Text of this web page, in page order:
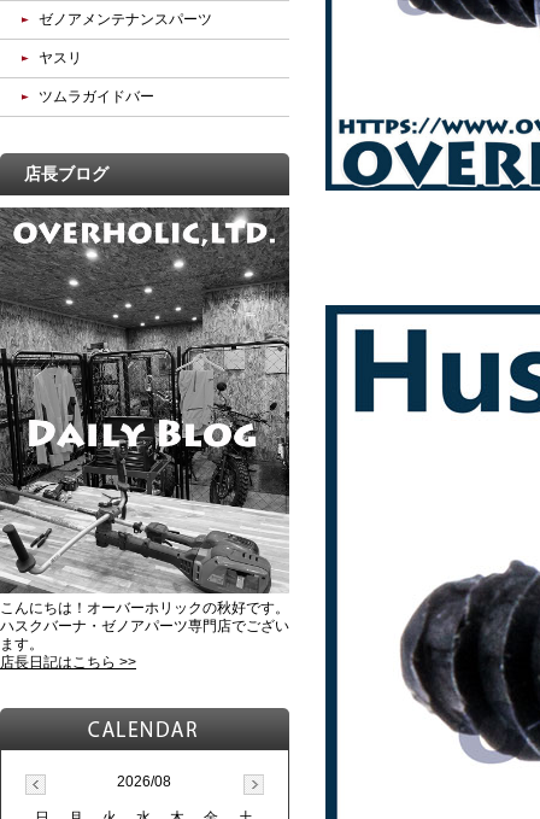
ゼノアメンテナンスパーツ
ヤスリ
ツムラガイドバー
店長ブログ
こんにちは！オーバーホリックの秋好です。
ハスクバーナ・ゼノアパーツ専門店でござい
ます。
店長日記はこちら >>
2026/08